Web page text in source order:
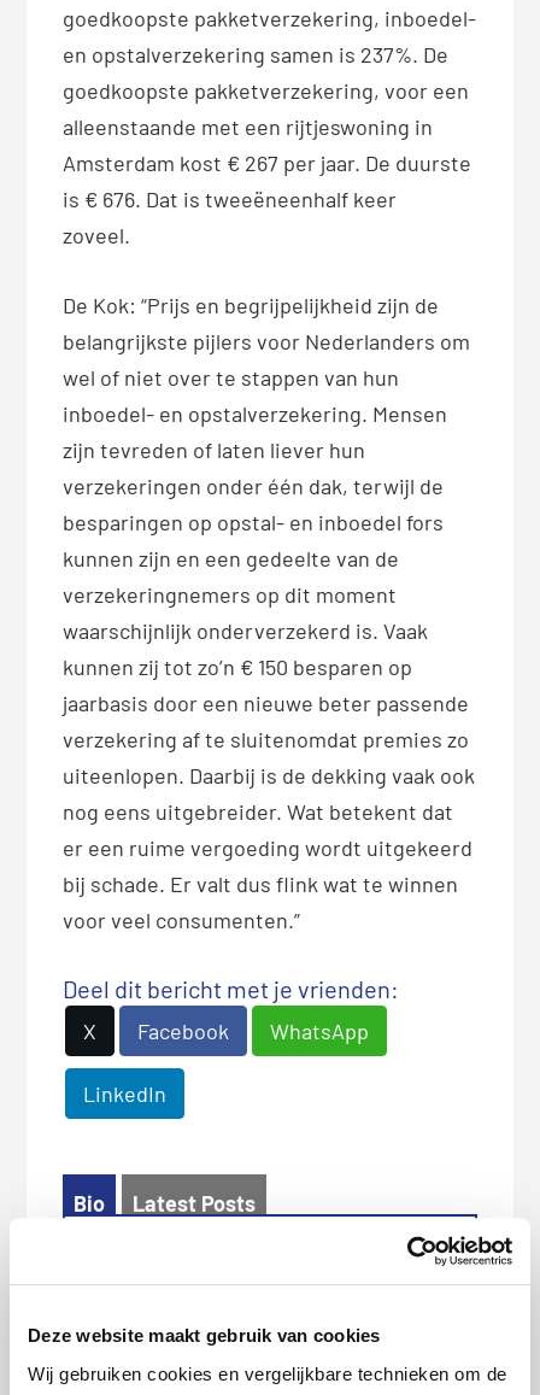
Deze website maakt gebruik van cookies
Wij gebruiken cookies en vergelijkbare technieken om de
goedkoopste pakketverzekering, inboedel-
en opstalverzekering samen is 237%. De
goedkoopste pakketverzekering, voor een
alleenstaande met een rijtjeswoning in
Amsterdam kost € 267 per jaar. De duurste
is € 676. Dat is tweeëneenhalf keer
zoveel.
De Kok: “Prijs en begrijpelijkheid zijn de
belangrijkste pijlers voor Nederlanders om
wel of niet over te stappen van hun
inboedel- en opstalverzekering. Mensen
zijn tevreden of laten liever hun
verzekeringen onder één dak, terwijl de
besparingen op opstal- en inboedel fors
kunnen zijn en een gedeelte van de
verzekeringnemers op dit moment
waarschijnlijk onderverzekerd is. Vaak
kunnen zij tot zo’n € 150 besparen op
jaarbasis door een nieuwe beter passende
verzekering af te sluitenomdat premies zo
uiteenlopen. Daarbij is de dekking vaak ook
nog eens uitgebreider. Wat betekent dat
er een ruime vergoeding wordt uitgekeerd
bij schade. Er valt dus flink wat te winnen
voor veel consumenten.”
Deel dit bericht met je vrienden:
X Facebook WhatsApp
LinkedIn
Bio
Latest Posts
PR-manager.
Nieuwsjager. Drinkt graag
kopjes koffie met